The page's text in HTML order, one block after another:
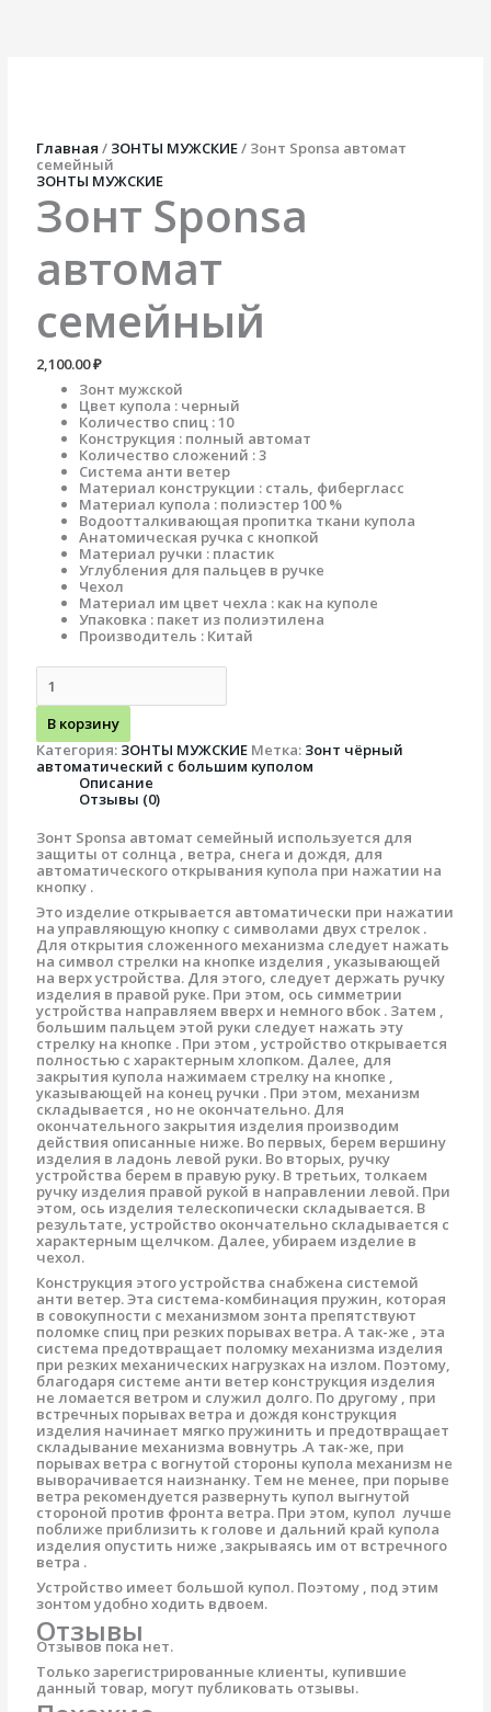
Главная / ЗОНТЫ МУЖСКИЕ/ Зонт Sponsa автомат
семейный
ЗОНТЫ МУЖСКИЕ
Зонт Sponsa
автомат
семейный
2,100.00₽
Зонт мужской
Цвет купола : черный
Количество спиц : 10
Конструкция : полный автомат
Количество сложений : 3
Система анти ветер
Материал конструкции : сталь, фибергласс
Материал купола : полиэстер 100 %
Водоотталкивающая пропитка ткани купола
Анатомическая ручка с кнопкой
Материал ручки : пластик
Углубления для пальцев в ручке
Чехол
Материал им цвет чехла : как на куполе
Упаковка : пакет из полиэтилена
Производитель : Китай
В корзину
Категория: ЗОНТЫ МУЖСКИЕ Метка: Зонт чёрный
автоматический с большим куполом
Описание
Отзывы (0)
Зонт Sponsa автомат семейный используется для
защиты от солнца , ветра, снега и дождя, для
автоматического открывания купола при нажатии на
кнопку .
Это изделие открывается автоматически при нажатии
на управляющую кнопку с символами двух стрелок .
Для открытия сложенного механизма следует нажать
на символ стрелки на кнопке изделия , указывающей
на верх устройства. Для этого, следует держать ручку
изделия в правой руке. При этом, ось симметрии
устройства направляем вверх и немного вбок . Затем ,
большим пальцем этой руки следует нажать эту
стрелку на кнопке . При этом , устройство открывается
полностью с характерным хлопком. Далее, для
закрытия купола нажимаем стрелку на кнопке ,
указывающей на конец ручки . При этом, механизм
складывается , но не окончательно. Для
окончательного закрытия изделия производим
действия описанные ниже. Во первых, берем вершину
изделия в ладонь левой руки. Во вторых, ручку
устройства берем в правую руку. В третьих, толкаем
ручку изделия правой рукой в направлении левой. При
этом, ось изделия телескопически складывается. В
результате, устройство окончательно складывается с
характерным щелчком. Далее, убираем изделие в
чехол.
Конструкция этого устройства снабжена системой
анти ветер. Эта система-комбинация пружин, которая
в совокупности с механизмом зонта препятствуют
поломке спиц при резких порывах ветра. А так-же , эта
система предотвращает поломку механизма изделия
при резких механических нагрузках на излом. Поэтому,
благодаря системе анти ветер конструкция изделия
не ломается ветром и служил долго. По другому , при
встречных порывах ветра и дождя конструкция
изделия начинает мягко пружинить и предотвращает
складывание механизма вовнутрь .А так-же, при
порывах ветра с вогнутой стороны купола механизм не
выворачивается наизнанку. Тем не менее, при порыве
ветра рекомендуется развернуть купол выгнутой
стороной против фронта ветра. При этом, купол лучше
поближе приблизить к голове и дальний край купола
изделия опустить ниже ,закрываясь им от встречного
ветра .
Устройство имеет большой купол. Поэтому , под этим
зонтом удобно ходить вдвоем.
Отзывы
Отзывов пока нет.
Только зарегистрированные клиенты, купившие
данный товар, могут публиковать отзывы.